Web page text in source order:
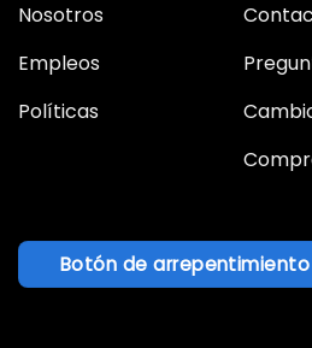
Nosotros
Empleos
Políticas
Botón de arrepentimiento